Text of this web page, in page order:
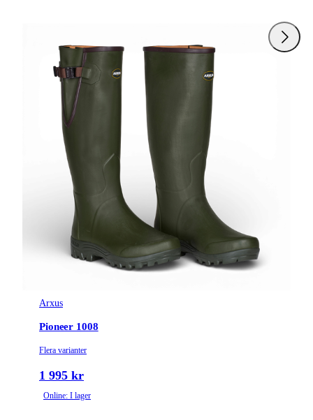
Arxus
Pioneer 1008
Flera varianter
1 995 kr
Online: I lager